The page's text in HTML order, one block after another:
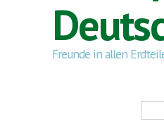
Freunde in allen